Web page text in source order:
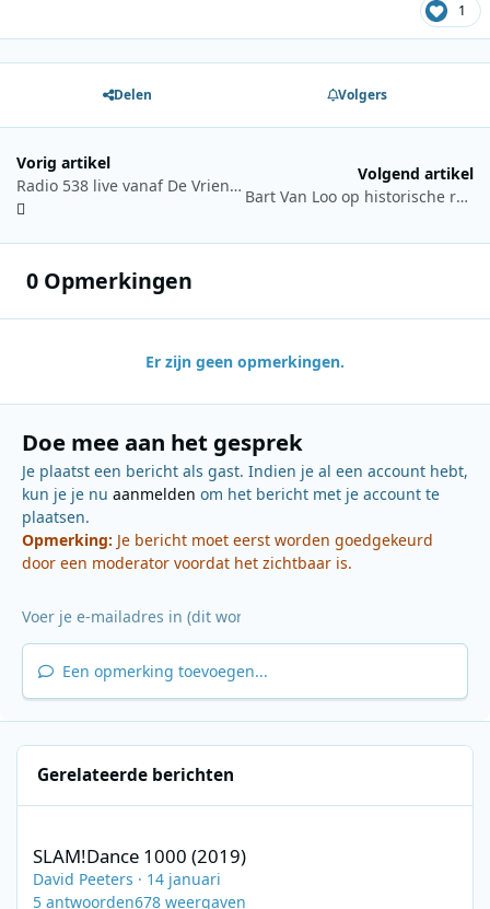
1
Delen Volgers
Vorig artikel
Radio 538 live vanaf De Vrienden van Amstel LIVE!
Volgend artikel
Bart Van Loo op historische roadtrip in gloednieuwe podcast Stoute schoenen
0 Opmerkingen
Er zijn geen opmerkingen.
Doe mee aan het gesprek
Je plaatst een bericht als gast. Indien je al een account hebt,
kun je je nu aanmelden om het bericht met je account te
plaatsen.
Opmerking: Je bericht moet eerst worden goedgekeurd
door een moderator voordat het zichtbaar is.
Een opmerking toevoegen...
Gerelateerde berichten
SLAM!Dance 1000 (2019)
David Peeters · 14 januari
5 antwoorden678 weergaven